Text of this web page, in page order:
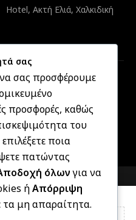
Hotel, Ακτή Ελιά, Χαλκιδική
©OptikonXpress.com
σας
σας προσφέρουμε
προσφορές, καθώς
του
ποια
πατώντας
όλωνγια να
ήΑπόρριψη
τα μη απαραίτητα.
(0)